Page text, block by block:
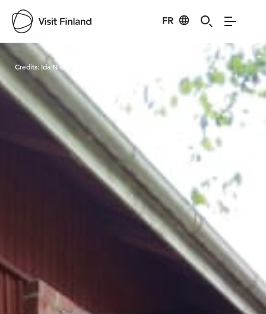
FR
Visit Finland
Credits:Ida Nieminen